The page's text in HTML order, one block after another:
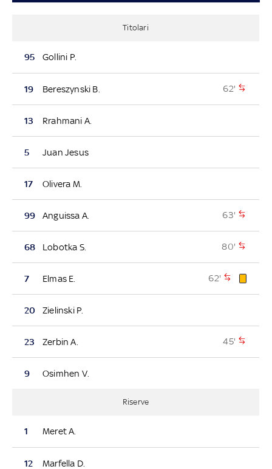
Titolari
95 Gollini P.
19 Bereszynski B. 62'
13 Rrahmani A.
5 Juan Jesus
17 Olivera M.
99 Anguissa A. 63'
68 Lobotka S. 80'
7 Elmas E. 62'
20 Zielinski P.
23 Zerbin A. 45'
9 Osimhen V.
Riserve
1 Meret A.
12 Marfella D.